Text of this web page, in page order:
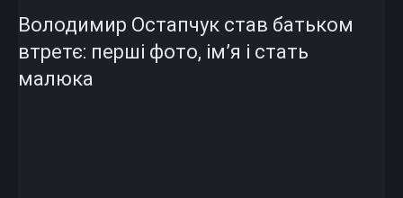
Володимир Остапчук став батьком
втретє: перші фото, ім’я і стать
малюка